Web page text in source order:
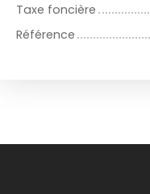
Taxe foncière
Référence